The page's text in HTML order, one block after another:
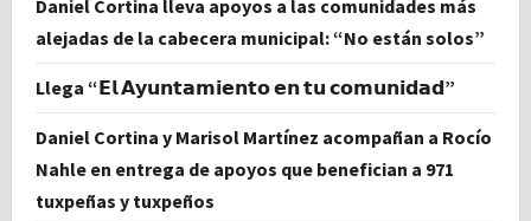
Daniel Cortina lleva apoyos a las comunidades más
alejadas de la cabecera municipal: “No están solos”
Llega “𝗘𝗹 𝗔𝘆𝘂𝗻𝘁𝗮𝗺𝗶𝗲𝗻𝘁𝗼 𝗲𝗻 𝘁𝘂 𝗰𝗼𝗺𝘂𝗻𝗶𝗱𝗮𝗱”
Daniel Cortina y Marisol Martínez acompañan a Rocío
Nahle en entrega de apoyos que benefician a 971
tuxpeñas y tuxpeños